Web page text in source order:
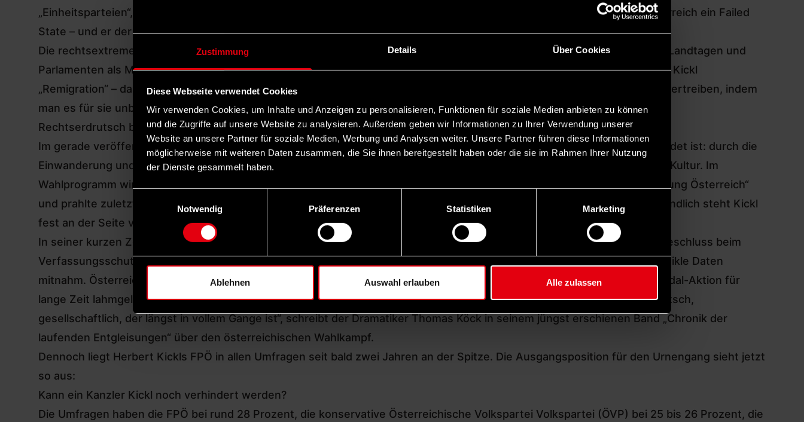
Zustimmung Details Über Cookies
Diese Webseite verwendet Cookies
Wir verwenden Cookies, um Inhalte und Anzeigen zu personalisieren, Funktionen für soziale Medien anbieten zu können
und die Zugriffe auf unsere Website zu analysieren. Außerdem geben wir Informationen zu Ihrer Verwendung unserer
Website an unsere Partner für soziale Medien, Werbung und Analysen weiter. Unsere Partner führen diese Informationen
möglicherweise mit weiteren Daten zusammen, die Sie ihnen bereitgestellt haben oder die sie im Rahmen Ihrer Nutzung
der Dienste gesammelt haben.
Notwendig
Präferenzen Statistiken Marketing
Ablehnen Auswahl erlauben Alle zulassen
„Einheitsparteien“, die Regierenden werden als Unterdücker dargestellt, die Malaise des Landes ausgemalt, als wäre Österreich ein Failed
State – und er der einzige Retter.
Die rechtsextremen Identitären hofiert er als „unterstützenswert“ und eine „NGO von rechts“, Identitären-Kader sitzen in Landtagen und
Parlamenten als Mitarbeiter. Die freiheitliche Jugend haben sie faktisch übernommen. Bei seinen Wahlkampfreden fordert Kickl
„Remigration“ – das rechtsextreme Codewort für Abschiebungen, aber auch für Anstrengungen, Leute aus dem Land zu vertreiben, indem
man es für sie unbequem macht.
Rechtserdrutsch befürchtet
Im gerade veröffentlichten Wahlprogramm der FPÖ wird die „Homogenität des Volkes“ zum Ziel erklärt, die doppelt gefährdet ist: durch die
Einwanderung und durch lebenskulturelle Heterogenität, durch queere Lebensweisen etwa oder durch avantgardistische Kultur. Im
Wahlprogramm wird gefordert, kein Geld mehr für den Eurovisions-Song-Contest auszugeben. Er trommelt für eine „Festung Österreich“
und prahlte zuletzt beim Polit-Aschermittwoch damit, dass er schon „Fahndungslisten“ in der Schublade hat. Selbstverständlich steht Kickl
fest an der Seite von Wladimir Putin.
In seiner kurzen Zeit als Innenminister der Regierung Sebastian Kurz erwirkte sein Kabinett sogar einen Durchsuchungsbeschluss beim
Verfassungsschutz, was zu der absurden Situation führte, dass eine Polizeieinheit den Staatsschutz stürmte und viele heikle Daten
mitnahm. Österreichs Geheimdienst – der nicht zuletzt für die Terrorismusbekämpfung zuständig ist – war durch die Skandal-Aktion für
lange Zeit lahmgelegt und musste danach neu aufgebaut werden. „Es gibt keinen Rechtsruck – es gibt einen Rechtserdrutsch,
gesellschaftlich, der längst in vollem Gange ist“, schreibt der Dramatiker Thomas Köck in seinem jüngst erschienen Band „Chronik der
laufenden Entgleisungen“ über den österreichischen Wahlkampf.
Dennoch liegt Herbert Kickls FPÖ in allen Umfragen seit bald zwei Jahren an der Spitze. Die Ausgangsposition für den Urnengang sieht jetzt
so aus:
Kann ein Kanzler Kickl noch verhindert werden?
Die Umfragen haben die FPÖ bei rund 28 Prozent, die konservative Österreichische Volkspartei Volkspartei (ÖVP) bei 25 bis 26 Prozent, die